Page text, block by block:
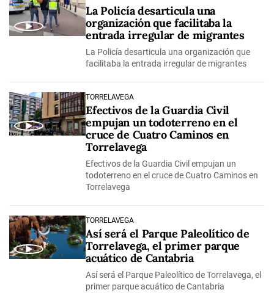
La Policía desarticula una
organización que facilitaba la
entrada irregular de migrantes
La Policía desarticula una organización que
facilitaba la entrada irregular de migrantes
TORRELAVEGA
Efectivos de la Guardia Civil
empujan un todoterreno en el
cruce de Cuatro Caminos en
Torrelavega
Efectivos de la Guardia Civil empujan un
todoterreno en el cruce de Cuatro Caminos en
Torrelavega
TORRELAVEGA
Así será el Parque Paleolítico de
Torrelavega, el primer parque
acuático de Cantabria
Así será el Parque Paleolítico de Torrelavega, el
primer parque acuático de Cantabria